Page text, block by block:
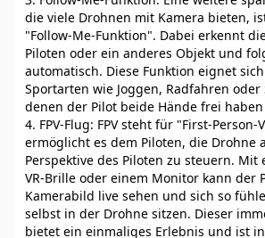
die viele Drohnen mit Kamera bieten,
"Follow-Me-Funktion". Dabei erkennt
Piloten oder ein anderes Objekt und
automatisch. Diese Funktion eignet
Sportarten wie Joggen, Radfahren oder
denen der Pilot beide Hände frei
4. FPV-Flug: FPV steht für "First-Person-
ermöglicht es dem Piloten, die Drohne
Perspektive des Piloten zu steuern. Mit
VR-Brille oder einem Monitor kann der
Kamerabild live sehen und sich so
selbst in der Drohne sitzen. Dieser
bietet ein einmaliges Erlebnis und ist